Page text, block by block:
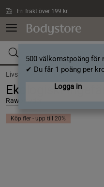
Fri frakt över 199 kr
500 välkomstpoäng för
✔ Du får 1 poäng per
Logga in
Livsmedel /Matlagning
Ekologiskt
Rawpowder
Köp fler - upp till 20%